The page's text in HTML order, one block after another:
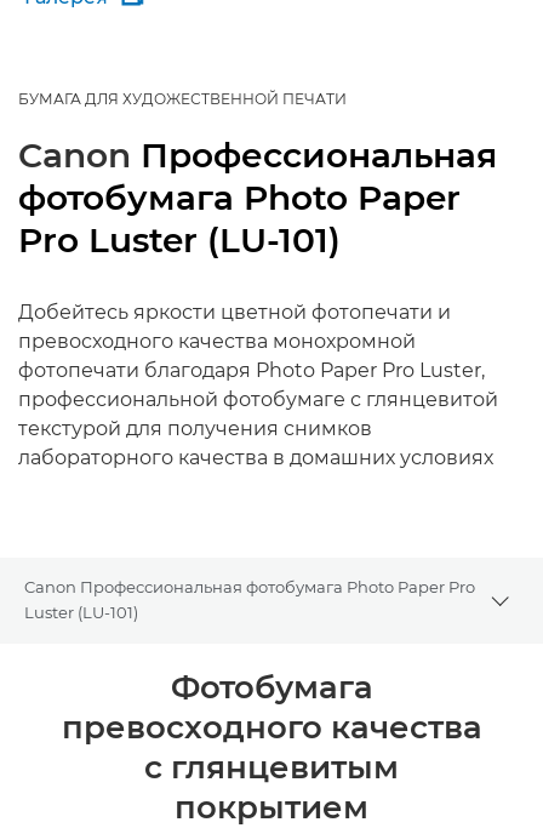
БУМАГА ДЛЯ ХУДОЖЕСТВЕННОЙ ПЕЧАТИ
Canon Профессиональная
фотобумага Photo Paper
Pro Luster (LU-101)
Добейтесь яркости цветной фотопечати и
превосходного качества монохромной
фотопечати благодаря Photo Paper Pro Luster,
профессиональной фотобумаге с глянцевитой
текстурой для получения снимков
лабораторного качества в домашних условиях
Canon Профессиональная фотобумага Photo Paper Pro
Luster (LU-101)
Общая информация
Технические характеристики
Фотобумага
превосходного качества
с глянцевитым
покрытием